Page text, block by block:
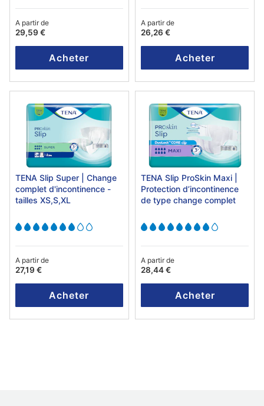
A partir de
29,59 €
Acheter
A partir de
26,26 €
Acheter
TENA Slip Super | Change
complet d'incontinence -
tailles XS,S,XL
A partir de
27,19 €
Acheter
TENA Slip ProSkin Maxi |
Protection d’incontinence
de type change complet
A partir de
28,44 €
Acheter